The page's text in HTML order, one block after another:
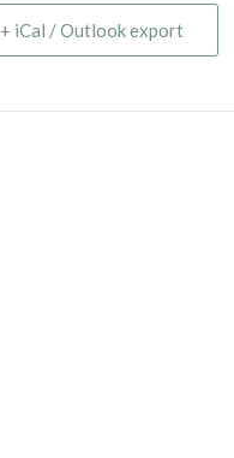
+ iCal / Outlook export